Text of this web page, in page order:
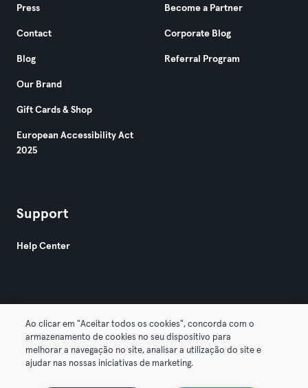
Press
Contact
Blog
Our Brand
Gift Cards & Shop
European Accessibility Act
2025
Become a Partner
Corporate Blog
Referral Program
Support
Help Center
© 2026 Urban Sports Group GmbH. All rights reserved.
Terms & Conditions Privacy Imprint
Ao clicar em "Aceitar todos os cookies", concorda com o
armazenamento de cookies no seu dispositivo para
melhorar a navegação no site, analisar a utilização do site e
ajudar nas nossas iniciativas de marketing.